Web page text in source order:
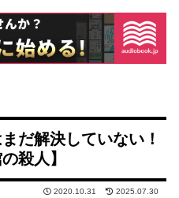
だ解決していない！
殺人】
2020.10.31 2025.07.30